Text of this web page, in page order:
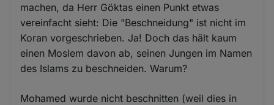
machen, da Herr Göktas einen Punkt etwas
vereinfacht sieht: Die "Beschneidung" ist nicht im
Koran vorgeschrieben. Ja! Doch das hält kaum
einen Moslem davon ab, seinen Jungen im Namen
des Islams zu beschneiden. Warum?
Mohamed wurde nicht beschnitten (weil dies in